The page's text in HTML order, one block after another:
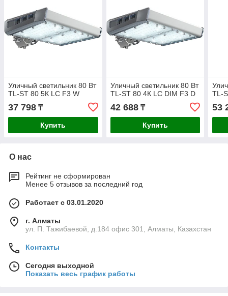
Уличный светильник 80 Вт
TL-ST 80 5К LC F3 W
37 798 ₸
Купить
Уличный светильник 80 Вт
TL-ST 80 4К LC DIM F3 D
42 688₸
Купить
TL-
53
О нас
Рейтинг не сформирован
Менее 5 отзывов за последний год
Работает с 03.01.2020
г. Алматы
ул. П. Тажибаевой, д.184 офис 301, Алматы, Казахстан
Контакты
Сегодня выходной
Показать весь график работы